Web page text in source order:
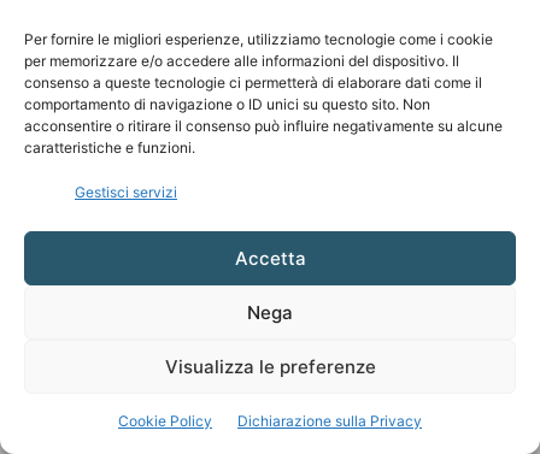
Per fornire le migliori esperienze, utilizziamo tecnologie come i cookie
per memorizzare e/o accedere alle informazioni del dispositivo. Il
consenso a queste tecnologie ci permetterà di elaborare dati come il
comportamento di navigazione o ID unici su questo sito. Non
acconsentire o ritirare il consenso può influire negativamente su alcune
caratteristiche e funzioni.
Gestisci servizi
Accetta
Nega
Visualizza le preferenze
Cookie Policy Dichiarazione sulla Privacy